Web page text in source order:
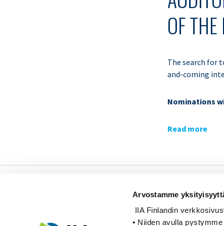
Arvostamme
IIA Finlandin
• Niiden avulla
OF
The search for
and-coming
Nominations
Read more
Oy Inreviso Ab
Energiakuja 3